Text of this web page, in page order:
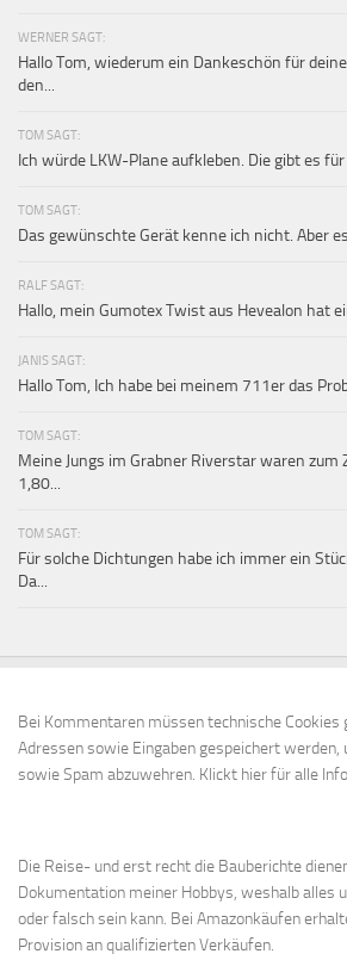
WERNER SAGT:
Hallo Tom, wiederum ein Dankeschön für
den...
TOM SAGT:
Ich würde LKW-Plane aufkleben. Die gibt es
TOM SAGT:
Das gewünschte Gerät kenne ich nicht. Aber
RALF SAGT:
Hallo, mein Gumotex Twist aus Hevealon hat
JANIS SAGT:
Hallo Tom, Ich habe bei meinem 711er das
TOM SAGT:
Meine Jungs im Grabner Riverstar waren zum
1,80...
TOM SAGT:
Für solche Dichtungen habe ich immer ein
Da...
Bei Kommentaren müssen technische Cookies
Adressen sowie Eingaben gespeichert
sowie Spam abzuwehren. Klickt hier für alle
Die Reise- und erst recht die Bauberichte
Dokumentation meiner Hobbys, weshalb alles
oder falsch sein kann. Bei Amazonkäufen
Provision an qualifizierten Verkäufen.